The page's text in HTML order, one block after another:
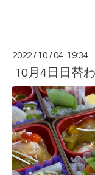
2022 / 10 /04 19:34
10月4日日替